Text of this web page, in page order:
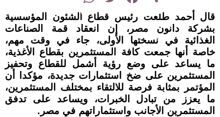
قال أحمد طلعت رئيس قطاع الشئون المؤسسية
بشركة دانون مصر، إن انعقاد قمة الصناعات
الغذائية في نسختها الأولى، جاء في وقت مهم،
خاصة أنها جمعت كافة المستثمرين بقطاع الأغذية،
ما يساعد على وضع رؤية أشمل للقطاع وتحفيز
المستثمرين على ضخ استثمارات جديدة، مؤكدا أن
المؤتمر بمثابة فرصة للالتقاء بمختلف المستثمرين،
ما يعزز من تبادل الخبرات، ويساعد على تدفق
المستثمرين الأجانب واستثماراتهم في مصر.